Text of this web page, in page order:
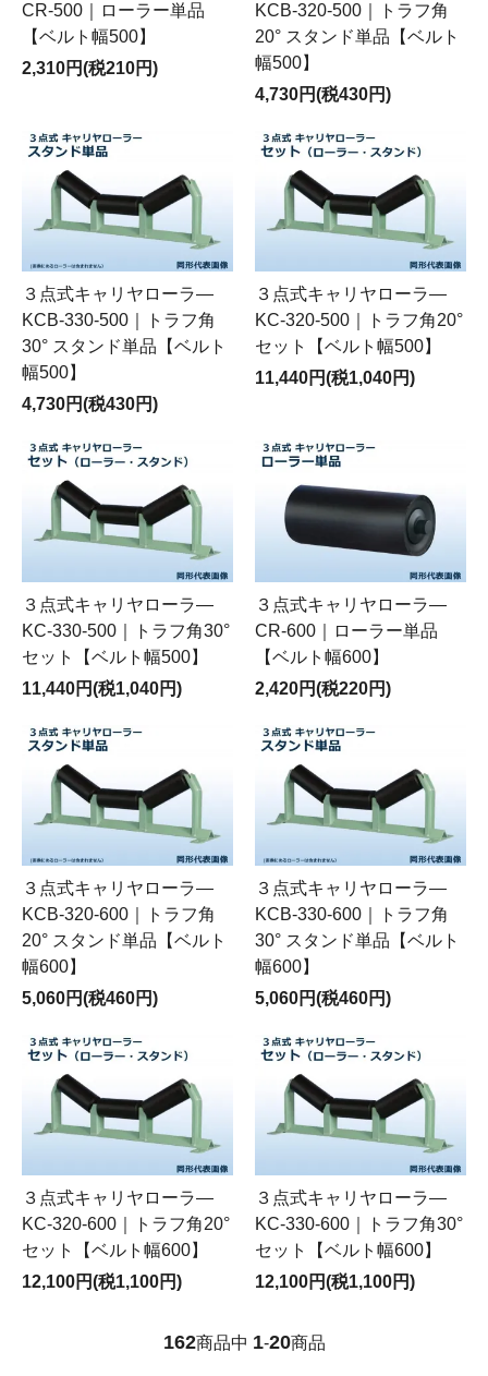
CR-500｜ローラー単品
【ベルト幅500】
2,310円(税210円)
KCB-320-500｜トラフ角
20° スタンド単品【ベルト
幅500】
4,730円(税430円)
３点式キャリヤローラ―
KCB-330-500｜トラフ角
30° スタンド単品【ベルト
幅500】
4,730円(税430円)
３点式キャリヤローラ―
KC-320-500｜トラフ角20°
セット【ベルト幅500】
11,440円(税1,040円)
３点式キャリヤローラ―
KC-330-500｜トラフ角30°
セット【ベルト幅500】
11,440円(税1,040円)
３点式キャリヤローラ―
CR-600｜ローラー単品
【ベルト幅600】
2,420円(税220円)
３点式キャリヤローラ―
KCB-320-600｜トラフ角
20° スタンド単品【ベルト
幅600】
5,060円(税460円)
３点式キャリヤローラ―
KCB-330-600｜トラフ角
30° スタンド単品【ベルト
幅600】
5,060円(税460円)
３点式キャリヤローラ―
KC-320-600｜トラフ角20°
セット【ベルト幅600】
12,100円(税1,100円)
３点式キャリヤローラ―
KC-330-600｜トラフ角30°
セット【ベルト幅600】
12,100円(税1,100円)
162商品中 1-20商品